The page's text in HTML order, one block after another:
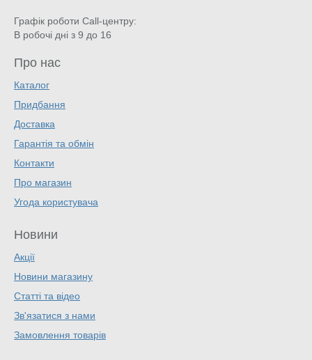
Графік роботи Call-центру:
В робочі дні з 9 до 16
Про нас
Каталог
Придбання
Доставка
Гарантія та обмін
Контакти
Про магазин
Угода користувача
Новини
Акції
Новини магазину
Статті та відео
Зв'язатися з нами
Замовлення товарів